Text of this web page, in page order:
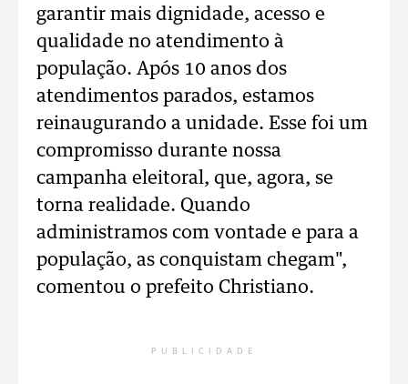
garantir mais dignidade, acesso e
qualidade no atendimento à
população. Após 10 anos dos
atendimentos parados, estamos
reinaugurando a unidade. Esse foi um
compromisso durante nossa
campanha eleitoral, que, agora, se
torna realidade. Quando
administramos com vontade e para a
população, as conquistam chegam",
comentou o prefeito Christiano.
PUBLICIDADE